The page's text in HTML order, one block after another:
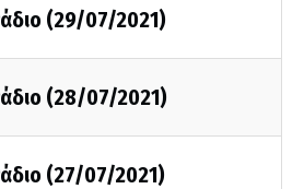
(29/07/2021)
(28/07/2021)
(27/07/2021)